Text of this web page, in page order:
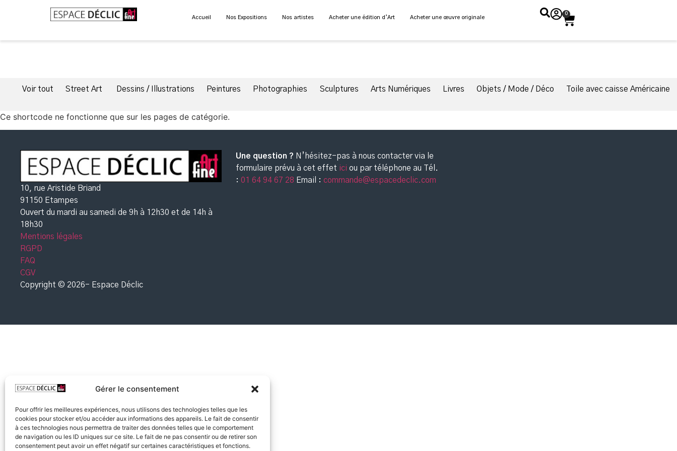
Gérer le consentement
Pour offrir les meilleures expériences, nous utilisons des technologies telles que les
cookies pour stocker et/ou accéder aux informations des appareils. Le fait de consentir
à ces technologies nous permettra de traiter des données telles que le comportement
de navigation ou les ID uniques sur ce site. Le fait de ne pas consentir ou de retirer son
consentement peut avoir un effet négatif sur certaines caractéristiques et fonctions.
Accueil Nos Expositions Nos artistes Acheter une édition d’Art Acheter une œuvre originale
0
Voir tout Street Art Dessins / Illustrations Peintures Photographies Sculptures Arts Numériques Livres Objets / Mode / Déco Toile avec caisse Américaine
Ce shortcode ne fonctionne que sur les pages de catégorie.
10, rue Aristide Briand
91150 Etampes
Ouvert du mardi au samedi de 9h à 12h30 et de 14h à
18h30
Mentions légales
RGPD
FAQ
CGV
Copyright © 2026- Espace Déclic
Une question ? N’hésitez-pas à nous contacter via le
formulaire prévu à cet effet ici ou par téléphone au
Tél.
: 01 64 94 67 28 Email : commande@espacedeclic.com